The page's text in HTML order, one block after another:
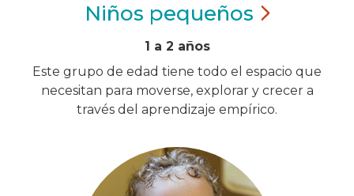
Niños pequeños
1 a 2 años
Este grupo de edad tiene todo el espacio que
necesitan para moverse, explorar y crecer a
través del aprendizaje empírico.